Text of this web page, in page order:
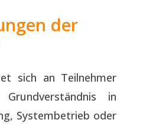
der
sich an Teilnehmer
in
Systembetrieb oder